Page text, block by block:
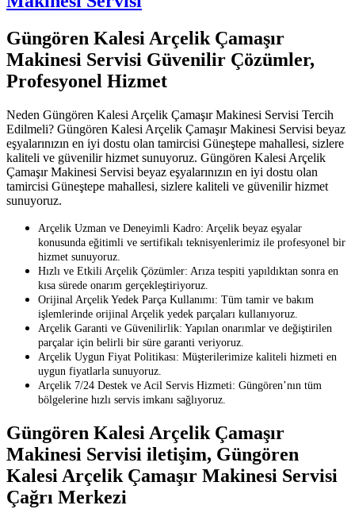
Güngören Kalesi Arçelik Çamaşır
Makinesi Servisi Güvenilir Çözümler,
Profesyonel Hizmet
Neden Güngören Kalesi Arçelik Çamaşır Makinesi Servisi Tercih
Edilmeli? Güngören Kalesi Arçelik Çamaşır Makinesi Servisi beyaz
eşyalarınızın en iyi dostu olan tamircisi Güneştepe mahallesi, sizlere
kaliteli ve güvenilir hizmet sunuyoruz. Güngören Kalesi Arçelik
Çamaşır Makinesi Servisi beyaz eşyalarınızın en iyi dostu olan
tamircisi Güneştepe mahallesi, sizlere kaliteli ve güvenilir hizmet
sunuyoruz.
Arçelik Uzman ve Deneyimli Kadro: Arçelik beyaz eşyalar
konusunda eğitimli ve sertifikalı teknisyenlerimiz ile profesyonel bir
hizmet sunuyoruz.
Hızlı ve Etkili Arçelik Çözümler: Arıza tespiti yapıldıktan sonra en
kısa sürede onarım gerçekleştiriyoruz.
Orijinal Arçelik Yedek Parça Kullanımı: Tüm tamir ve bakım
işlemlerinde orijinal Arçelik yedek parçaları kullanıyoruz.
Arçelik Garanti ve Güvenilirlik: Yapılan onarımlar ve değiştirilen
parçalar için belirli bir süre garanti veriyoruz.
Arçelik Uygun Fiyat Politikası: Müşterilerimize kaliteli hizmeti en
uygun fiyatlarla sunuyoruz.
Arçelik 7/24 Destek ve Acil Servis Hizmeti: Güngören’nın tüm
bölgelerine hızlı servis imkanı sağlıyoruz.
Güngören Kalesi Arçelik Çamaşır
Makinesi Servisi iletişim, Güngören
Kalesi Arçelik Çamaşır Makinesi Servisi
Çağrı Merkezi